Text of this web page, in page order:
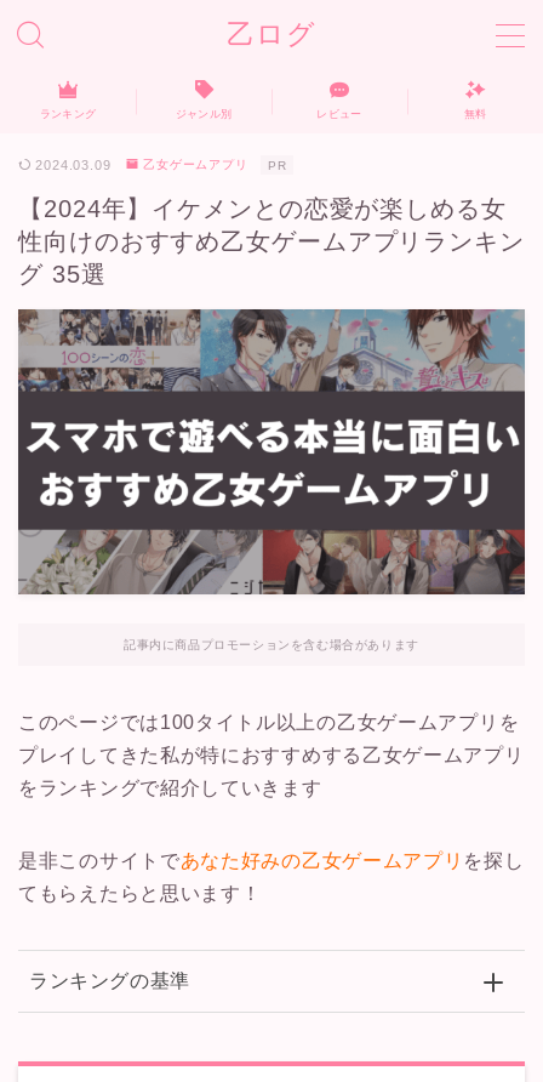
乙ログ
ホーム
ランキング
ジャンル別
レビュー
ランキング ジャンル別 レビュー 無料
2024.03.09 乙女ゲームアプリ PR
【2024年】イケメンとの恋愛が楽しめる女
性向けのおすすめ乙女ゲームアプリランキン
グ 35選
記事内に商品プロモーションを含む場合があります
このページでは100タイトル以上の乙女ゲームアプリを
プレイしてきた私が特におすすめする乙女ゲームアプリ
をランキングで紹介 していきます
是非このサイトであなた好みの乙女ゲームアプリ を探し
てもらえたらと思います！
ランキングの基準